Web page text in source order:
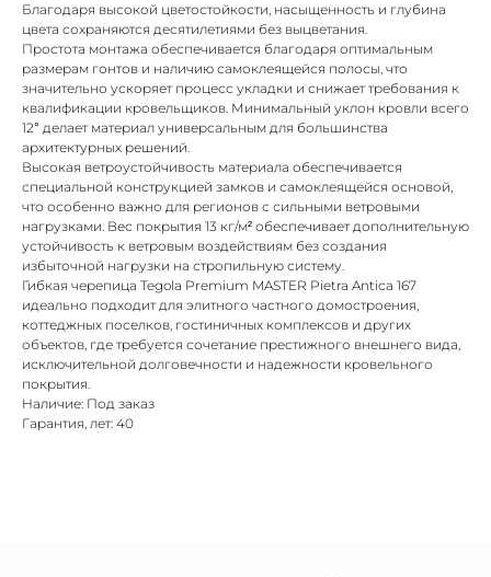
Благодаря высокой цветостойкости, насыщенность и глубина
цвета сохраняются десятилетиями без выцветания.
Простота монтажа обеспечивается благодаря оптимальным
размерам гонтов и наличию самоклеящейся полосы, что
значительно ускоряет процесс укладки и снижает требования к
квалификации кровельщиков. Минимальный уклон кровли всего
12° делает материал универсальным для большинства
архитектурных решений.
Высокая ветроустойчивость материала обеспечивается
специальной конструкцией замков и самоклеящейся основой,
что особенно важно для регионов с сильными ветровыми
нагрузками. Вес покрытия 13 кг/м² обеспечивает дополнительную
устойчивость к ветровым воздействиям без создания
избыточной нагрузки на стропильную систему.
Гибкая черепица Tegola Premium MASTER Pietra Antica 167
идеально подходит для элитного частного домостроения,
коттеджных поселков, гостиничных комплексов и других
объектов, где требуется сочетание престижного внешнего вида,
исключительной долговечности и надежности кровельного
покрытия.
Наличие: Под заказ
Гарантия, лет: 40